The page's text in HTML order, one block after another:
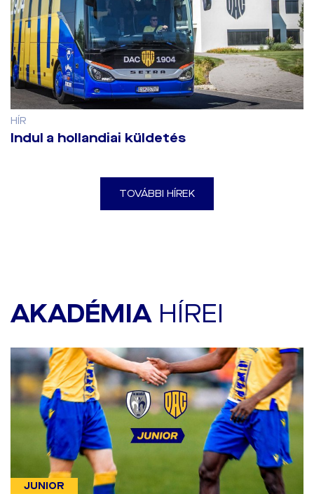
HÍR
Indul a hollandiai küldetés
TOVÁBBI HÍREK
AKADÉMIAHÍREI
JUNIOR